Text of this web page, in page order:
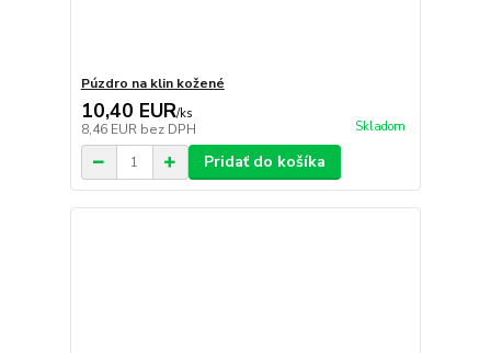
Púzdro na klin kožené
10,40 EUR/ks
8,46 EUR bez DPH Skladom
Pridať do košíka